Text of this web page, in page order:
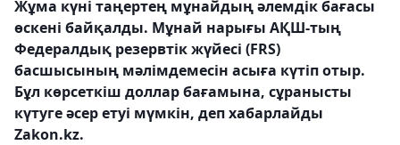
Жұма күні таңертең мұнайдың әлемдік бағасы
өскені байқалды. Мұнай нарығы АҚШ-тың
Федералдық резервтік жүйесі (FRS)
басшысының мәлімдемесін асыға күтіп отыр.
Бұл көрсеткіш доллар бағамына, сұранысты
күтуге әсер етуі мүмкін, деп хабарлайды
Zakon.kz.